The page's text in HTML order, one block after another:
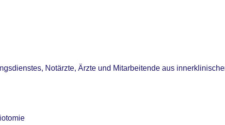
Notärzte, Ärzte und Mitarbeitende aus